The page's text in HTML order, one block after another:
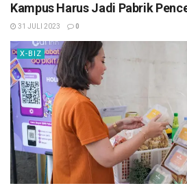
Kampus Harus Jadi Pabrik
31 JULI 2023 0
X-BIZ